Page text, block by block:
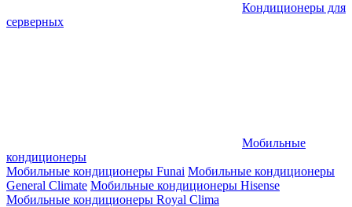
Кондиционеры для
серверных
Мобильные
кондиционеры
Мобильные кондиционеры Funai Мобильные кондиционеры
General Climate Мобильные кондиционеры Hisense
Мобильные кондиционеры Royal Clima